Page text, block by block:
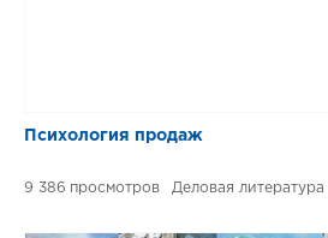
Психология продаж
9 386 Деловая